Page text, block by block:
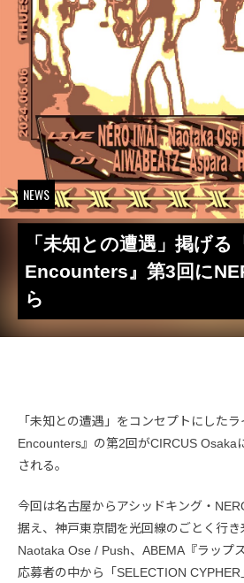
NEWS
「未知との遭遇」掲げる
Encounters』第3回に
ら
「未知との遭遇」をコンセプトにした
Encounters』の第2回がCIRCUS Osaka
される。
今回は名古屋からアシッドキング・
据え、神戸東京間を光回線のごとく行き
Naotaka Ose / Push、ABEMA『ラップ
応募者の中から「SELECTION